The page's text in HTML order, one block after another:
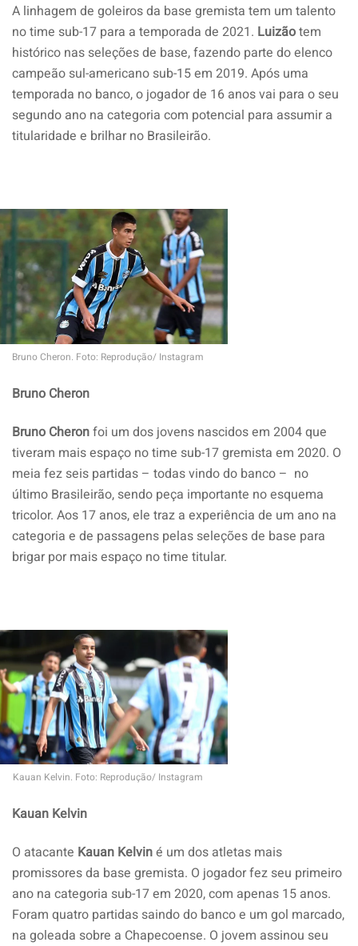
A linhagem de goleiros da base gremista tem um talento
no time sub-17 para a temporada de 2021. Luizãotem
histórico nas seleções de base, fazendo parte do elenco
campeão sul-americano sub-15 em 2019. Após uma
temporada no banco, o jogador de 16 anos vai para o seu
segundo ano na categoria com potencial para assumir a
titularidade e brilhar no Brasileirão.
Bruno Cheron. Foto: Reprodução/ Instagram
Bruno Cheron
Bruno Cheronfoi um dos jovens nascidos em 2004 que
tiveram mais espaço no time sub-17 gremista em 2020. O
meia fez seis partidas – todas vindo do banco – no
último Brasileirão, sendo peça importante no esquema
tricolor. Aos 17 anos, ele traz a experiência de um ano na
categoria e de passagens pelas seleções de base para
brigar por mais espaço no time titular.
Kauan Kelvin. Foto: Reprodução/ Instagram
Kauan Kelvin
O atacante Kauan Kelviné um dos atletas mais
promissores da base gremista. O jogador fez seu primeiro
ano na categoria sub-17 em 2020, com apenas 15 anos.
Foram quatro partidas saindo do banco e um gol marcado,
na goleada sobre a Chapecoense. O jovem assinou seu